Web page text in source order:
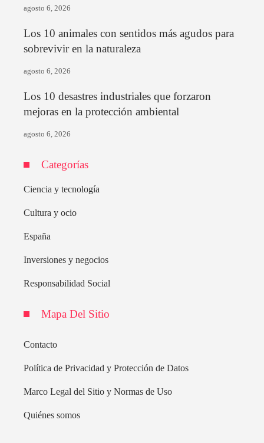
agosto 6, 2026
Los 10 animales con sentidos más agudos para
sobrevivir en la naturaleza
agosto 6, 2026
Los 10 desastres industriales que forzaron
mejoras en la protección ambiental
agosto 6, 2026
Categorías
Ciencia y tecnología
Cultura y ocio
España
Inversiones y negocios
Responsabilidad Social
Mapa Del Sitio
Contacto
Política de Privacidad y Protección de Datos
Marco Legal del Sitio y Normas de Uso
Quiénes somos